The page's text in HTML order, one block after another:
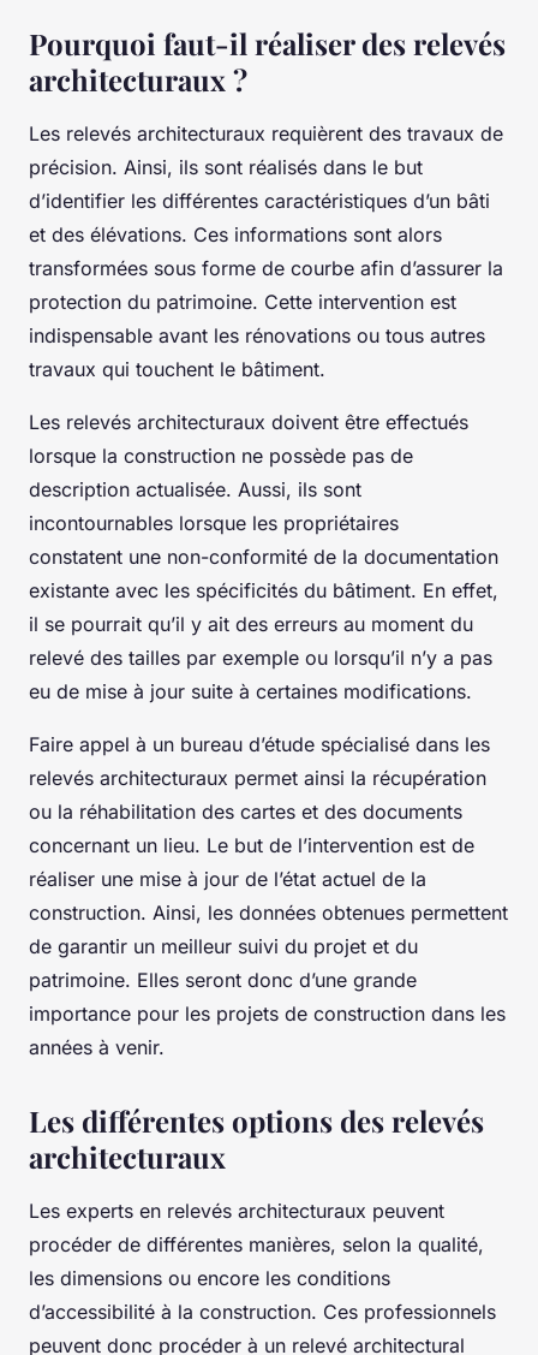
Pourquoi faut-il réaliser des relevés
architecturaux ?
Les relevés architecturaux requièrent des travaux de
précision. Ainsi, ils sont réalisés dans le but
d’identifier les différentes caractéristiques d’un bâti
et des élévations. Ces informations sont alors
transformées sous forme de courbe afin d’assurer la
protection du patrimoine. Cette intervention est
indispensable avant les rénovations ou tous autres
travaux qui touchent le bâtiment.
Les relevés architecturaux doivent être effectués
lorsque la construction ne possède pas de
description actualisée. Aussi, ils sont
incontournables lorsque les propriétaires
constatent une non-conformité de la documentation
existante avec les spécificités du bâtiment. En effet,
il se pourrait qu’il y ait des erreurs au moment du
relevé des tailles par exemple ou lorsqu’il n’y a pas
eu de mise à jour suite à certaines modifications.
Faire appel à un bureau d’étude spécialisé dans les
relevés architecturaux permet ainsi la récupération
ou la réhabilitation des cartes et des documents
concernant un lieu. Le but de l’intervention est de
réaliser une mise à jour de l’état actuel de la
construction. Ainsi, les données obtenues permettent
de garantir un meilleur suivi du projet et du
patrimoine. Elles seront donc d’une grande
importance pour les projets de construction dans les
années à venir.
Les différentes options des relevés
architecturaux
Les experts en relevés architecturaux peuvent
procéder de différentes manières, selon la qualité,
les dimensions ou encore les conditions
d’accessibilité à la construction. Ces professionnels
peuvent donc procéder à un relevé architectural